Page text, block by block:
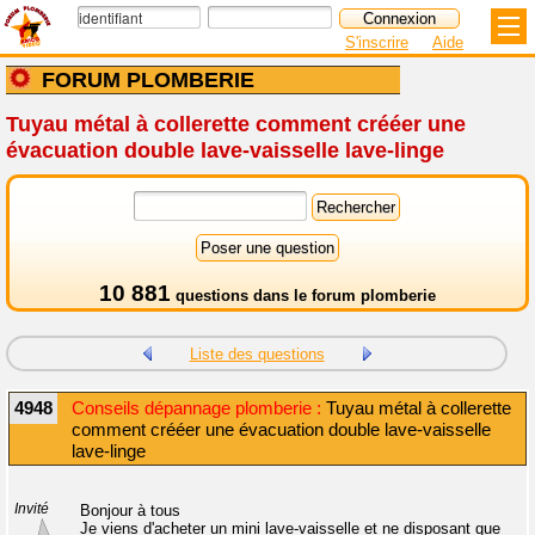
FORUM PLOMBERIE
S'inscrire Aide
Tuyau métal à collerette comment crééer une
évacuation double lave-vaisselle lave-linge
10 881 questions dans le forum plomberie
Liste des questions
4948 Conseils dépannage plomberie : Tuyau métal à collerette
comment crééer une évacuation double lave-vaisselle
lave-linge
Invité
Bonjour à tous
Je viens d'acheter un mini lave-vaisselle et ne disposant que